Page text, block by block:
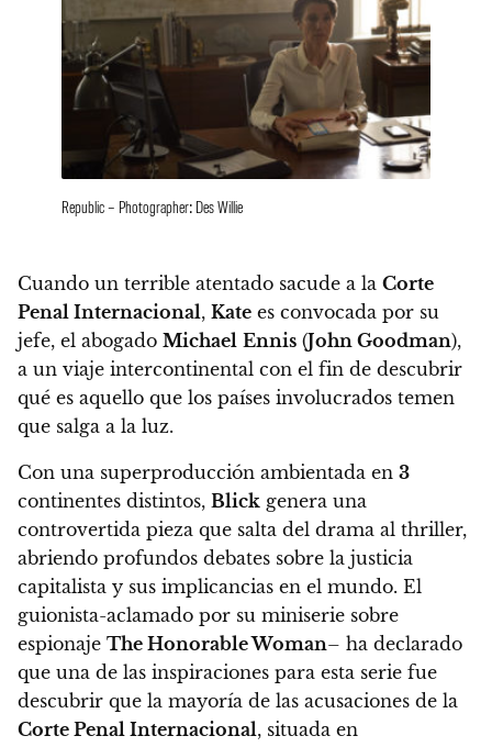
Republic – Photographer: Des Willie
Cuando un terrible atentado sacude a la Corte
Penal Internacional, Kate es convocada por su
jefe, el abogado Michael Ennis (John Goodman),
a un viaje intercontinental con el fin de descubrir
qué es aquello que los países involucrados temen
que salga a la luz.
Con una superproducción ambientada en 3
continentes distintos, Blick genera una
controvertida pieza que salta del drama al thriller,
abriendo profundos debates sobre la justicia
capitalista y sus implicancias en el mundo. El
guionista-aclamado por su miniserie sobre
espionaje The Honorable Woman– ha declarado
que una de las inspiraciones para esta serie fue
descubrir que la mayoría de las acusaciones de la
Corte Penal Internacional, situada en